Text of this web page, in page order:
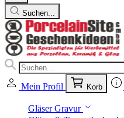
Suchen...
Mein Profil Korb
Gläser Gravur